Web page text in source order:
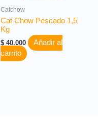
Catchow
Cat Chow Pescado 1,5
Kg
$40.000
Añadir al
carrito